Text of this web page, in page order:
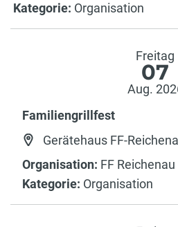
Kategorie: Organisation
Freitag
07
Aug.
Familiengrillfest
Gerätehaus FF-
Organisation: FF
Kategorie: Organisation